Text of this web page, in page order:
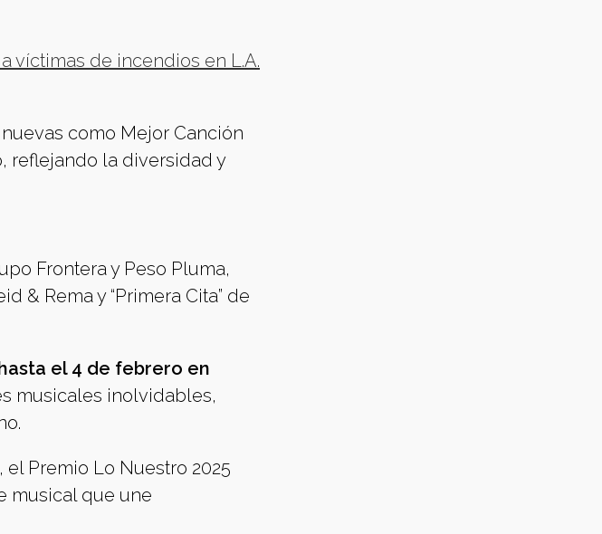
víctimas de incendios en L.A.
como Mejor Canción
reflejando la diversidad y
Frontera y Peso Pluma,
& Rema y “Primera Cita” de
el 4 de febrero en
musicales inolvidables,
Premio Lo Nuestro 2025
musical que une